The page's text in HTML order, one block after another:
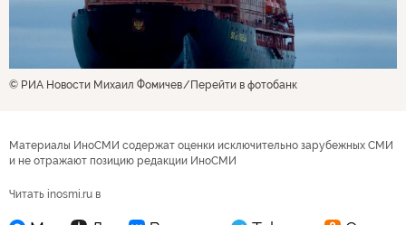
© РИА Новости Михаил Фомичев Перейти в фотобанк
Материалы ИноСМИ содержат оценки исключительно зарубежных СМИ
и не отражают позицию редакции ИноСМИ
Читать inosmi.ru в